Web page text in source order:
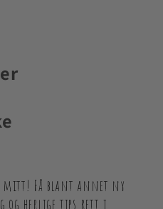
mitt! Få blant annet ny
og herlige tips rett i